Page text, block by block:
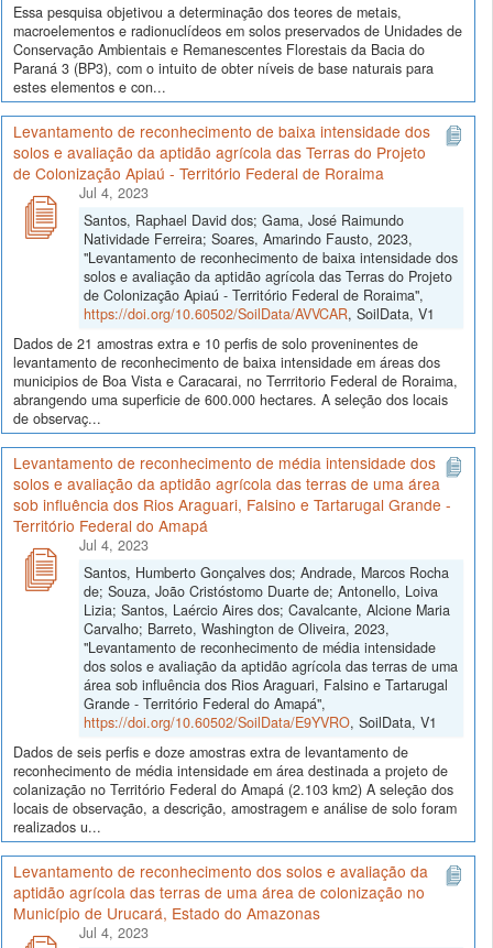
Essa pesquisa objetivou a determinação dos teores de metais,
macroelementos e radionuclídeos em solos preservados de Unidades de
Conservação Ambientais e Remanescentes Florestais da Bacia do
Paraná 3 (BP3), com o intuito de obter níveis de base naturais para
estes elementos e con...
Levantamento de reconhecimento de baixa intensidade dos
solos e avaliação da aptidão agrícola das Terras do Projeto
de Colonização Apiaú - Território Federal de Roraima
Jul 4, 2023
Santos, Raphael David dos; Gama, José Raimundo
Natividade Ferreira; Soares, Amarindo Fausto, 2023,
"Levantamento de reconhecimento de baixa intensidade dos
solos e avaliação da aptidão agrícola das Terras do Projeto
de Colonização Apiaú - Território Federal de Roraima",
https://doi.org/10.60502/SoilData/AVVCAR, SoilData, V1
Dados de 21 amostras extra e 10 perfis de solo proveninentes de
levantamento de reconhecimento de baixa intensidade em áreas dos
municipios de Boa Vista e Caracarai, no Terrritorio Federal de Roraima,
abrangendo uma superficie de 600.000 hectares. A seleção dos locais
de observaç...
Levantamento de reconhecimento de média intensidade dos
solos e avaliação da aptidão agrícola das terras de uma área
sob influência dos Rios Araguari, Falsino e Tartarugal Grande -
Território Federal do Amapá
Jul 4, 2023
Santos, Humberto Gonçalves dos; Andrade, Marcos Rocha
de; Souza, João Cristóstomo Duarte de; Antonello, Loiva
Lizia; Santos, Laércio Aires dos; Cavalcante, Alcione Maria
Carvalho; Barreto, Washington de Oliveira, 2023,
"Levantamento de reconhecimento de média intensidade
dos solos e avaliação da aptidão agrícola das terras de uma
área sob influência dos Rios Araguari, Falsino e Tartarugal
Grande - Território Federal do Amapá",
https://doi.org/10.60502/SoilData/E9YVRO, SoilData, V1
Dados de seis perfis e doze amostras extra de levantamento de
reconhecimento de média intensidade em área destinada a projeto de
colanização no Território Federal do Amapá (2.103 km2) A seleção dos
locais de observação, a descrição, amostragem e análise de solo foram
realizados u...
Levantamento de reconhecimento dos solos e avaliação da
aptidão agrícola das terras de uma área de colonização no
Município de Urucará, Estado do Amazonas
Jul 4, 2023